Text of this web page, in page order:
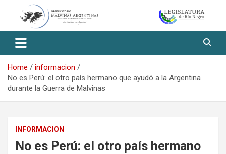
Observatorio Malvinas – Río
Negro
Home
informacion
No es Perú: el otro país hermano que ayudó a la Argentina
durante la Guerra de Malvinas
INFORMACION
No es Perú: el otro país hermano